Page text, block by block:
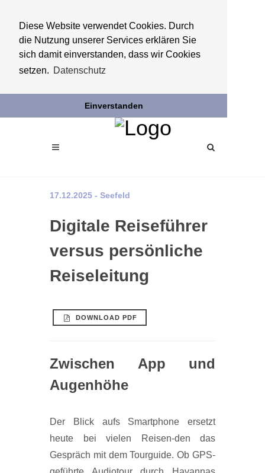
Diese Website verwendet Cookies. Durch
die Nutzung unserer Services erklären Sie
sich damit einverstanden, dass wir Cookies
setzen. Datenschutz
Einverstanden
17.12.2025 - Seefeld
Digitale Reiseführer
versus persönliche
Reiseleitung
DOWNLOAD PDF
Zwischen App und
Augenhöhe
Der Blick aufs Smartphone ersetzt
heute bei vielen Reisen-den das
Gespräch mit dem Tourguide. Ob GPS-